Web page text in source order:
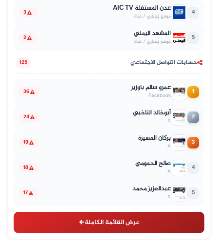
4 عدن المستقلة AIC TV
موقع إخباري / قناة 3
5 المشهد اليمني
موقع إخباري / قناة 2
حسابات التواصل الاجتماعي 125
1 عمرو سالم باوزير
Facebook
36
2 أبوخالد الناخبي
X
24
3 بركان المسيرة
X
19
4 صالح الحمومي
X
18
5 عبدالعزيز محمد
X
17
عرض القائمة الكاملة